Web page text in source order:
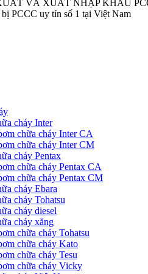
VÀ XUẤT NHẬP KHẨU
PCCC uy tín số 1 tại Việt Nam
cháy Inter
chữa cháy Inter CA
chữa cháy Inter CM
cháy Pentax
chữa cháy Pentax CA
chữa cháy Pentax CM
cháy Ebara
cháy Tohatsu
cháy diesel
cháy xăng
chữa cháy Tohatsu
chữa cháy Kato
chữa cháy Tesu
chữa cháy Vicky